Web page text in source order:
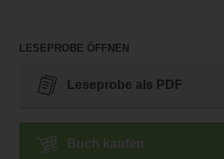
LESEPROBE ÖFFNEN
Leseprobe als PDF
Buch kaufen